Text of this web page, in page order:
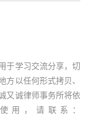
于学习交流分享，切
方以任何形式拷贝、
又诚律师事务所将依
用，请联系：